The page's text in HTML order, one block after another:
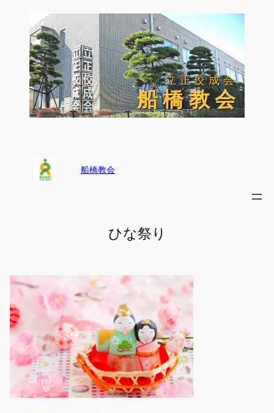
立正佼成会
立正佼成会
船 橋 教 会
船 橋 教 会
船橋教会
ひな祭り